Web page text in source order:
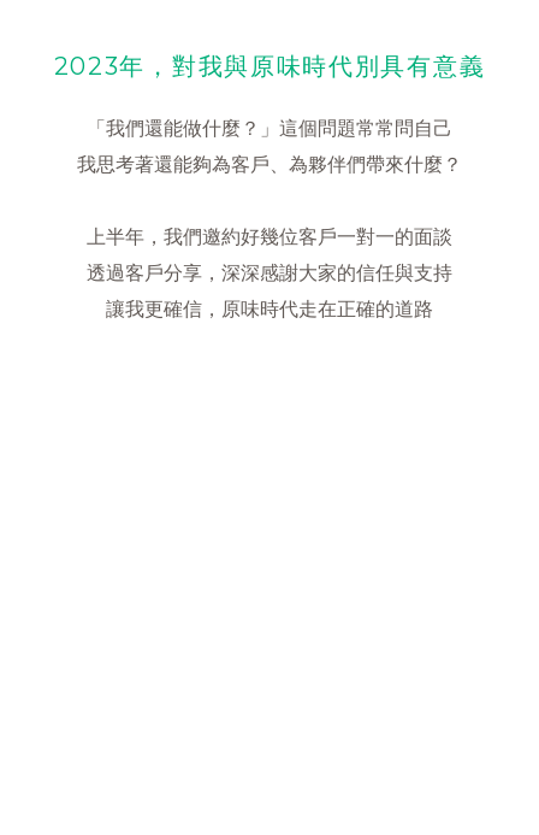
2023年，對我與原味時代別具有意義
「我們還能做什麼？」這個問題常常問自己
我思考著還能夠為客戶、為夥伴們帶來什麼？
上半年，我們邀約好幾位客戶一對一的面談
透過客戶分享，深深感謝大家的信任與支持
讓我更確信，原味時代走在正確的道路